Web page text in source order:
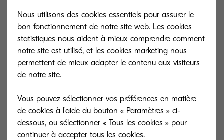
à une table ronde dédiée à l’industrie textile,
durant laquelle Benjamin Claus a présenté notre
imprimante textile FOREARTH, une innovation
pensée pour répondre aux enjeux
environnementaux.
En tant que partenaire gold de l’événement, nous
avons accueilli l’équipe du C!Print sur notre stand
pour une interview exclusive, l’occasion de
Nous utilisons des cookies essentiels pour assurer le
bon fonctionnement de notre site web. Les cookies
statistiques nous aident à mieux comprendre comment
notre site est utilisé, et les cookies marketing nous
permettent de mieux adapter le contenu aux visiteurs
de notre site.
Vous pouvez sélectionner vos préférences en matière
de cookies à l'aide du bouton « Paramètres » ci-
dessous, ou sélectionner « Tous les cookies » pour
continuer à accepter tous les cookies.